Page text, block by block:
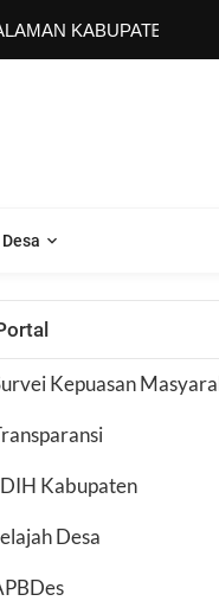
KABUPATEN
Kepuasan
Kabupaten
Desa